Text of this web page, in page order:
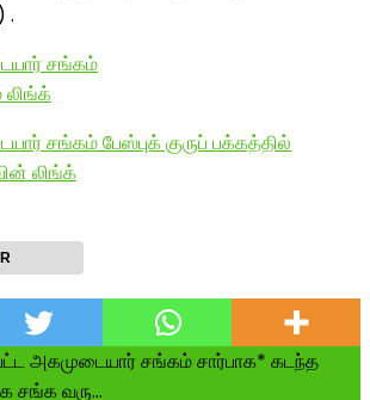
.
சங்கம்
லிங்க்
சங்கம் பேஸ்புக் குருப் பக்கத்தில்
லிங்க்